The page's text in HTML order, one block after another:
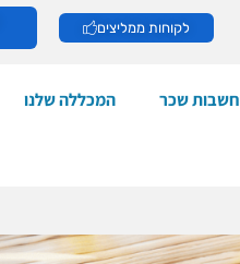
לקוחות ממליצים
חשבות שכר המכללה שלנו